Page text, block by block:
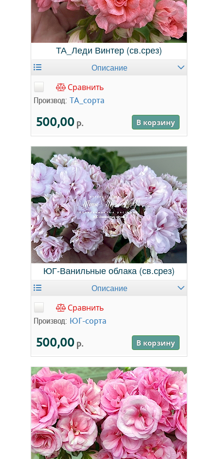
ТА_Леди Винтер (св.срез)
Описание
Сравнить
Производ: ТА_сорта
500,00 р. В корзину
ЮГ-Ванильные облака (св.срез)
Описание
Сравнить
Производ: ЮГ-сорта
500,00 р. В корзину